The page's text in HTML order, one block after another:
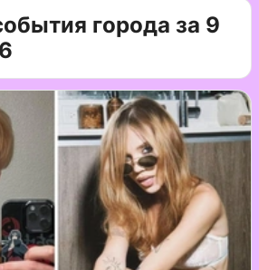
города за 9